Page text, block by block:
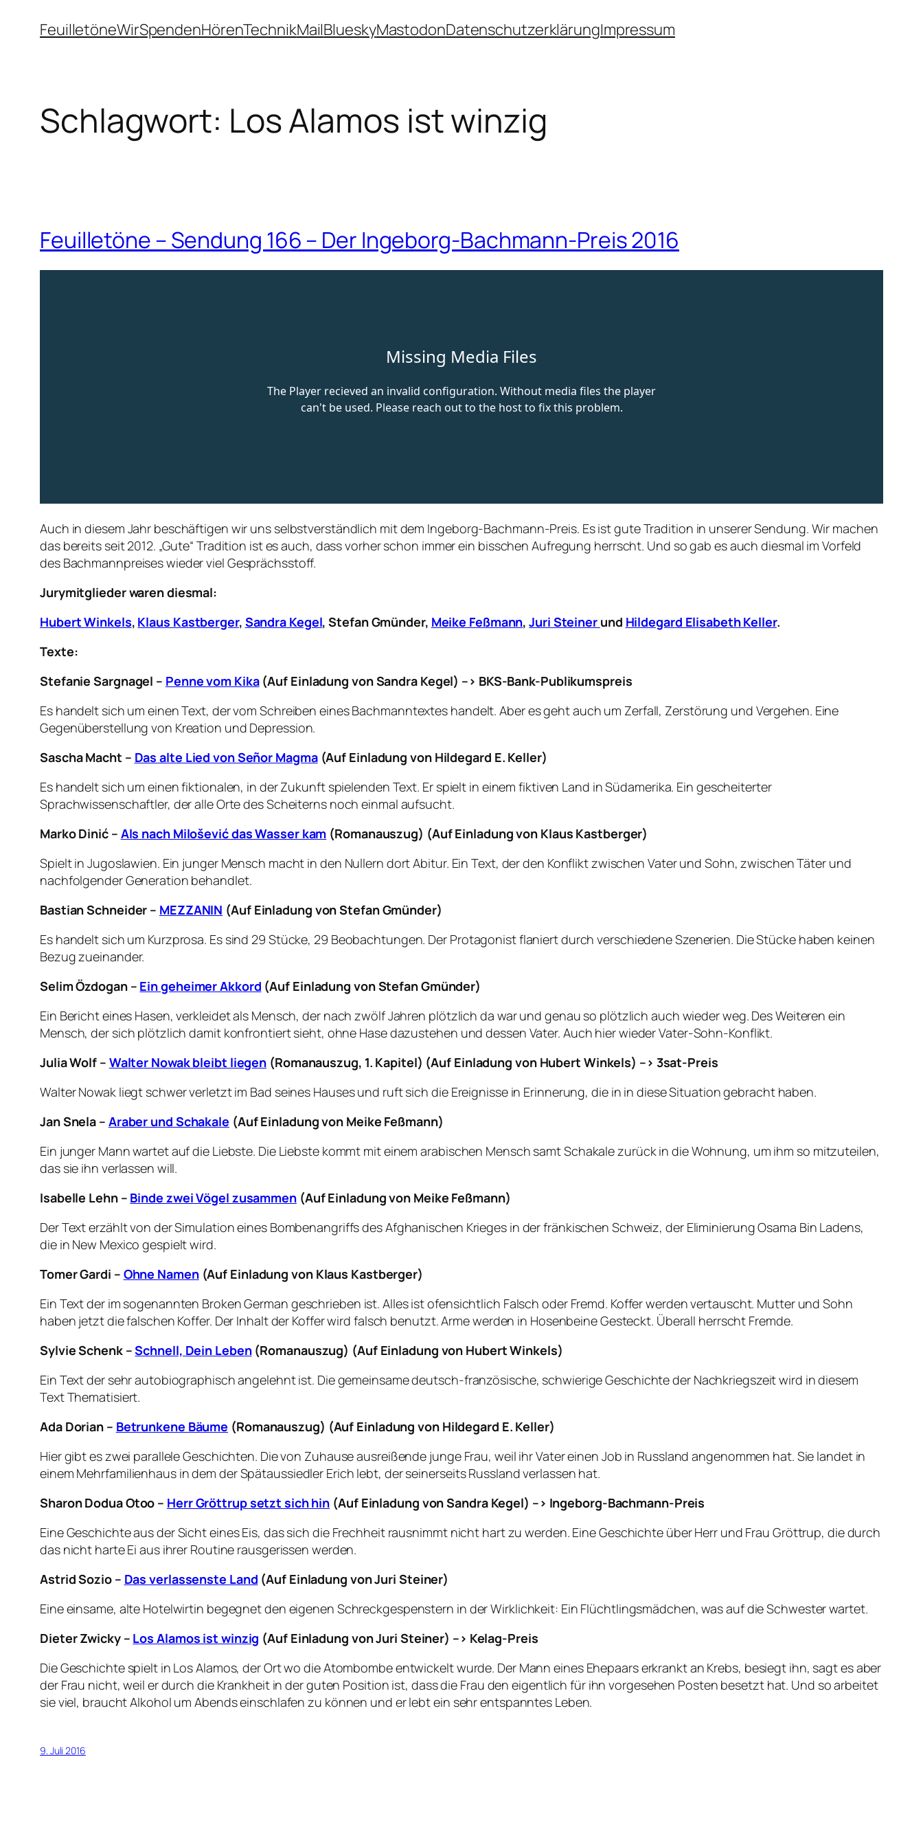
InhaltFeuilletöneWirSpendenHörenTechnikMailBlueskyMastodonDatenschutzerklärungImpressum
Schlagwort: Los Alamos ist winzig
Feuilletöne – Sendung 166 – Der Ingeborg-Bachmann-Preis 2016
Auch in diesem Jahr beschäftigen wir uns selbstverständlich mit dem Ingeborg-Bachmann-Preis. Es ist gute Tradition in unserer Sendung. Wir machen
das bereits seit 2012. „Gute“ Tradition ist es auch, dass vorher schon immer ein bisschen Aufregung herrscht. Und so gab es auch diesmal im Vorfeld
des Bachmannpreises wieder viel Gesprächsstoff.
Jurymitglieder waren diesmal:
Hubert Winkels, Klaus Kastberger, Sandra Kegel,Stefan Gmünder, Meike Feßmann,Juri Steiner und Hildegard Elisabeth Keller.
Texte:
Stefanie Sargnagel – Penne vom Kika(Auf Einladung von Sandra Kegel) –> BKS-Bank-Publikumspreis
Es handelt sich um einen Text, der vom Schreiben eines Bachmanntextes handelt. Aber es geht auch um Zerfall, Zerstörung und Vergehen. Eine
Gegenüberstellung von Kreation und Depression.
Sascha Macht – Das alte Lied von Señor Magma(Auf Einladung von Hildegard E. Keller)
Es handelt sich um einen fiktionalen, in der Zukunft spielenden Text. Er spielt in einem fiktiven Land in Südamerika. Ein gescheiterter
Sprachwissenschaftler, der alle Orte des Scheiterns noch einmal aufsucht.
Marko Dinić – Als nach Milošević das Wasser kam (Romanauszug) (Auf Einladung von Klaus Kastberger)
Spielt in Jugoslawien. Ein junger Mensch macht in den Nullern dort Abitur. Ein Text, der den Konflikt zwischen Vater und Sohn, zwischen Täter und
nachfolgender Generation behandlet.
Bastian Schneider – MEZZANIN (Auf Einladung von Stefan Gmünder)
Es handelt sich um Kurzprosa. Es sind 29 Stücke, 29 Beobachtungen. Der Protagonist flaniert durch verschiedene Szenerien. Die Stücke haben keinen
Bezug zueinander.
Selim Özdogan – Ein geheimer Akkord (Auf Einladung von Stefan Gmünder)
Ein Bericht eines Hasen, verkleidet als Mensch, der nach zwölf Jahren plötzlich da war und genau so plötzlich auch wieder weg. Des Weiteren ein
Mensch, der sich plötzlich damit konfrontiert sieht, ohne Hase dazustehen und dessen Vater. Auch hier wieder Vater-Sohn-Konflikt.
Julia Wolf – Walter Nowak bleibt liegen (Romanauszug, 1. Kapitel) (Auf Einladung von Hubert Winkels) –> 3sat-Preis
Walter Nowak liegt schwer verletzt im Bad seines Hauses und ruft sich die Ereignisse in Erinnerung, die in in diese Situation gebracht haben.
Jan Snela – Araber und Schakale (Auf Einladung von Meike Feßmann)
Ein junger Mann wartet auf die Liebste. Die Liebste kommt mit einem arabischen Mensch samt Schakale zurück in die Wohnung, um ihm so mitzuteilen,
das sie ihn verlassen will.
Isabelle Lehn – Binde zwei Vögel zusammen(Auf Einladung von Meike Feßmann)
Der Text erzählt von der Simulation eines Bombenangriffs des Afghanischen Krieges in der fränkischen Schweiz, der Eliminierung Osama Bin Ladens,
die in New Mexico gespielt wird.
Tomer Gardi – Ohne Namen(Auf Einladung von Klaus Kastberger)
Ein Text der im sogenannten Broken German geschrieben ist. Alles ist ofensichtlich Falsch oder Fremd. Koffer werden vertauscht. Mutter und Sohn
haben jetzt die falschen Koffer. Der Inhalt der Koffer wird falsch benutzt. Arme werden in Hosenbeine Gesteckt. Überall herrscht Fremde.
Sylvie Schenk –Schnell, Dein Leben(Romanauszug) (Auf Einladung von Hubert Winkels)
Ein Text der sehr autobiographisch angelehnt ist. Die gemeinsame deutsch-französische, schwierige Geschichte der Nachkriegszeit wird in diesem
Text Thematisiert.
Ada Dorian – Betrunkene Bäume (Romanauszug) (Auf Einladung von Hildegard E. Keller)
Hier gibt es zwei parallele Geschichten. Die von Zuhause ausreißende junge Frau, weil ihr Vater einen Job in Russland angenommen hat. Sie landet in
einem Mehrfamilienhaus in dem der Spätaussiedler Erich lebt, der seinerseits Russland verlassen hat.
Sharon Dodua Otoo – Herr Gröttrup setzt sich hin (Auf Einladung von Sandra Kegel) –> Ingeborg-Bachmann-Preis
Eine Geschichte aus der Sicht eines Eis, das sich die Frechheit rausnimmt nicht hart zu werden. Eine Geschichte über Herr und Frau Gröttrup, die durch
das nicht harte Ei aus ihrer Routine rausgerissen werden.
Astrid Sozio – Das verlassenste Land (Auf Einladung von Juri Steiner)
Eine einsame, alte Hotelwirtin begegnet den eigenen Schreckgespenstern in der Wirklichkeit: Ein Flüchtlingsmädchen, was auf die Schwester wartet.
Dieter Zwicky – Los Alamos ist winzig (Auf Einladung von Juri Steiner) –> Kelag-Preis
Die Geschichte spielt in Los Alamos, der Ort wo die Atombombe entwickelt wurde. Der Mann eines Ehepaars erkrankt an Krebs, besiegt ihn, sagt es aber
der Frau nicht, weil er durch die Krankheit in der guten Position ist, dass die Frau den eigentlich für ihn vorgesehen Posten besetzt hat. Und so arbeitet
sie viel, braucht Alkohol um Abends einschlafen zu können und er lebt ein sehr entspanntes Leben.
9. Juli 2016